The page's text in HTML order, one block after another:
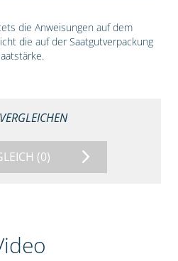
die Anweisungen auf dem
die auf der Saatgutverpackung
VERGLEICHEN
(0)